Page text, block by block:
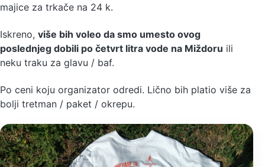
majice za trkače na 24 k.
Iskreno, više bih voleo da smo umesto ovog
poslednjeg dobili po četvrt litra vode na Miždoru ili
neku traku za glavu / baf.
Po ceni koju organizator odredi. Lično bih platio više za
bolji tretman / paket / okrepu.